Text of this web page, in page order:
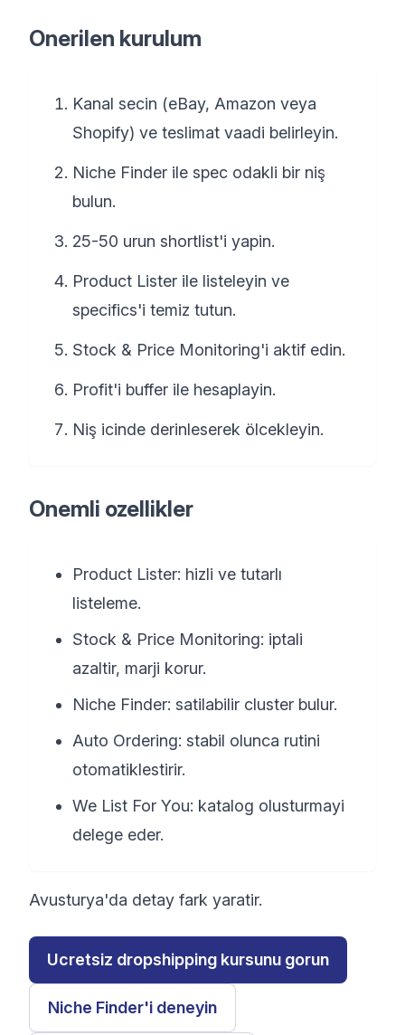
Onerilen kurulum
Kanal secin (eBay, Amazon veya
Shopify) ve teslimat vaadi belirleyin.
Niche Finder ile spec odakli bir niş
bulun.
25-50 urun shortlist'i yapin.
Product Lister ile listeleyin ve
specifics'i temiz tutun.
Stock & Price Monitoring'i aktif edin.
Profit'i buffer ile hesaplayin.
Niş icinde derinleserek ölcekleyin.
Onemli ozellikler
Product Lister: hizli ve tutarlı
listeleme.
Stock & Price Monitoring: iptali
azaltir, marji korur.
Niche Finder: satilabilir cluster bulur.
Auto Ordering: stabil olunca rutini
otomatiklestirir.
We List For You: katalog olusturmayi
delege eder.
Avusturya'da detay fark yaratir.
Ucretsiz dropshipping kursunu gorun
Niche Finder'i deneyin